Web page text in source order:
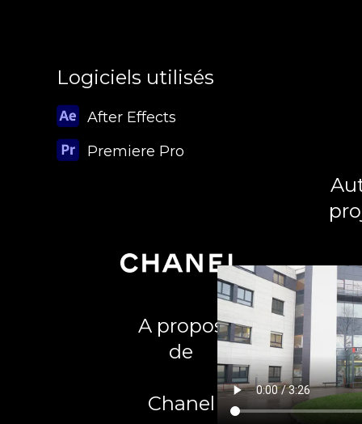
Logiciels utilisés
After Effects
Premiere Pro
A propos
de
Chanel